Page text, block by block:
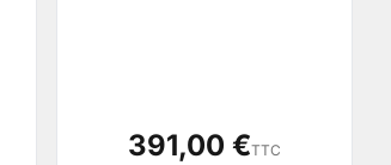
391,00 €TTC